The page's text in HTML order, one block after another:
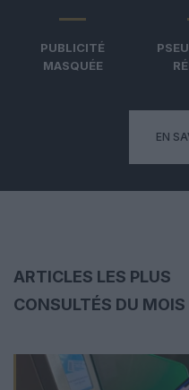
PUBLICITÉ
MASQUÉE
EN
ARTICLES LES PLUS
CONSULTÉS DU MOIS